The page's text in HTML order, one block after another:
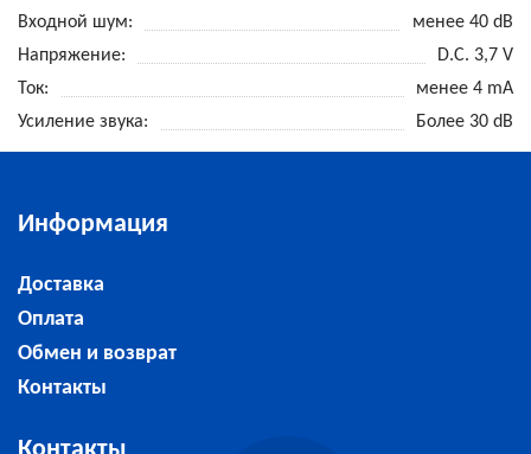
Входной шум
менее 40 dB
Напряжение
D.C. 3,7 V
Ток
менее 4 mA
Усиление звука
Более 30 dB
Информация
Доставка
Оплата
Обмен и возврат
Контакты